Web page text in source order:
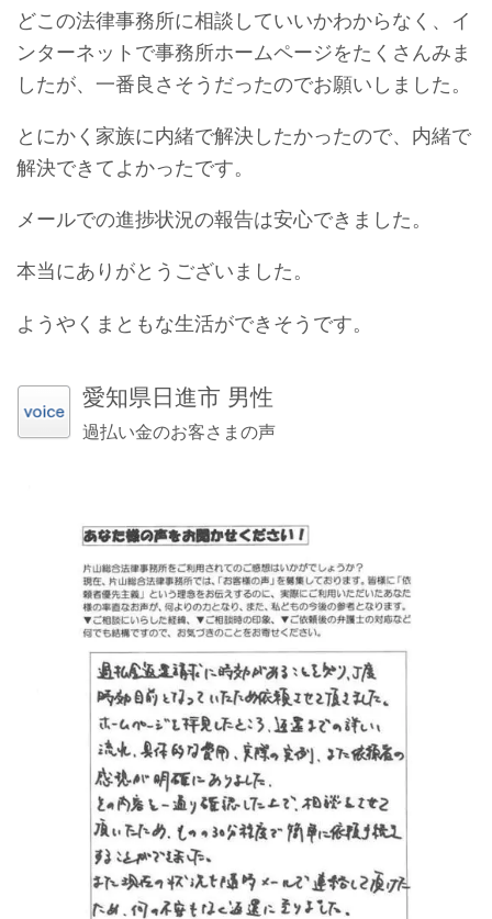
どこの法律事務所に相談していいかわからなく、 イ
ンターネットで事務所ホームページをたくさんみま
したが、一番良さそうだったのでお願いしました。
とにかく家族に内緒で解決したかったので、内緒で
解決できてよかったです。
メールでの進捗状況の報告は安心できました。
本当にありがとうございました。
ようやくまともな生活ができそうです。
愛知県日進市 男性
過払い金のお客さまの声